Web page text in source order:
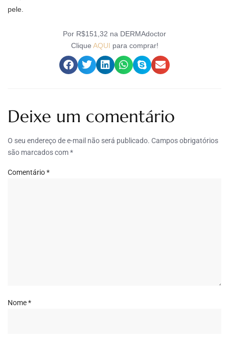
pele.
Por R$151,32 na DERMAdoctor
Clique AQUI para comprar!
Deixe um comentário
O seu endereço de e-mail não será publicado. Campos obrigatórios
são marcados com*
Comentário*
Nome*